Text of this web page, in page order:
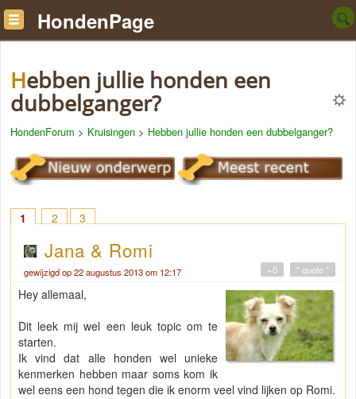
HondenPage
Hebben jullie honden een
dubbelganger?
HondenForum > Kruisingen > Hebben jullie honden een dubbelganger?
1 2 3
Jana & Romi
gewijzigd op 22 augustus 2013 om 12:17 " quote "
+0
Hey allemaal,
Dit leek mij wel een leuk topic om te
starten.
Ik vind dat alle honden wel unieke
kenmerken hebben maar soms kom ik
wel eens een hond tegen die ik enorm veel vind lijken op Romi.